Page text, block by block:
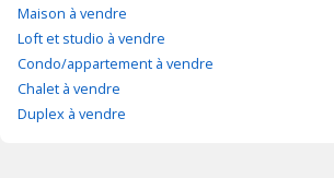
Maison à vendre
Loft et studio à vendre
Condo/appartement à vendre
Chalet à vendre
Duplex à vendre